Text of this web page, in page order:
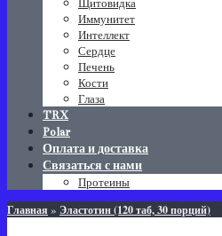
Иммунитет
Интеллект
Сердце
Печень
Кости
Глаза
TRX
Polar
Оплата и доставка
Связаться с нами
Протеины
Главная » Эластотин (120 таб, 30 порций)